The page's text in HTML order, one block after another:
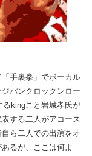
手裏拳」でボーカル
パンクロックンロー
るkingこと岩城孝氏が
する二人がアコース
ら二人での出演をオ
るが、ここは何よ